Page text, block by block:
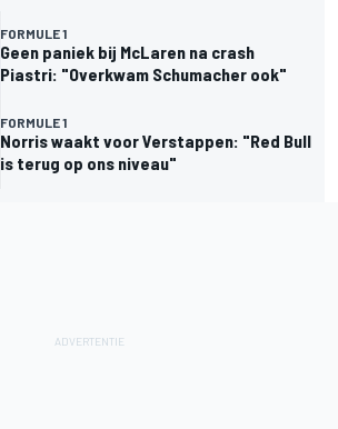
FORMULE 1
Geen paniek bij McLaren na crash
Piastri: "Overkwam Schumacher ook"
FORMULE 1
Norris waakt voor Verstappen: "Red Bull
is terug op ons niveau"